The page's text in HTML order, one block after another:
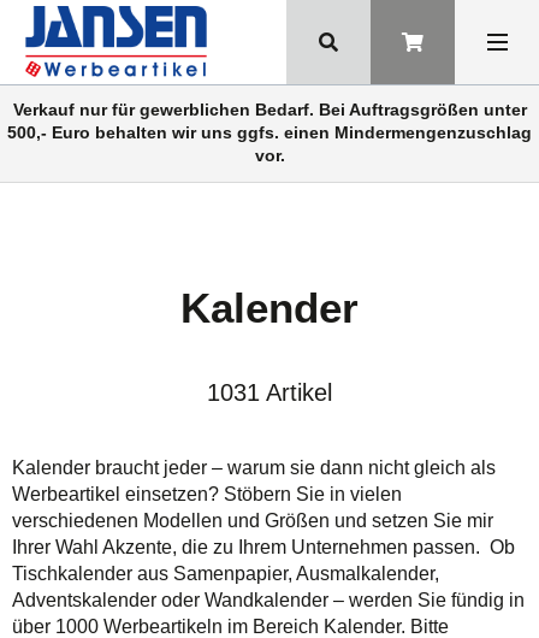
Verkauf nur für gewerblichen Bedarf. Bei Auftragsgrößen unter
500,- Euro behalten wir uns ggfs. einen Mindermengenzuschlag
vor.
Kalender
1031 Artikel
Kalender braucht jeder – warum sie dann nicht gleich als
Werbeartikel einsetzen? Stöbern Sie in vielen
verschiedenen Modellen und Größen und setzen Sie mir
Ihrer Wahl Akzente, die zu Ihrem Unternehmen passen. Ob
Tischkalender aus Samenpapier, Ausmalkalender,
Adventskalender oder Wandkalender – werden Sie fündig in
über 1000 Werbeartikeln im Bereich Kalender. Bitte